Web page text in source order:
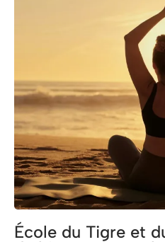
École du Tigre et